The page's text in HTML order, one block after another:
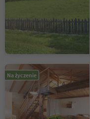
Na życzenie